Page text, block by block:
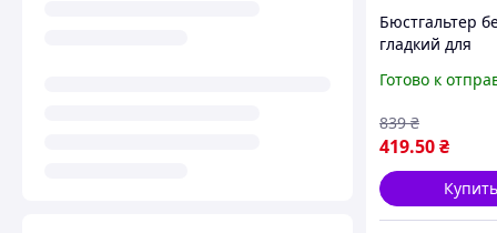
Бюстгальтер
гладкий для
з
75B
Готово к
419.50₴
839 ₴
Купить